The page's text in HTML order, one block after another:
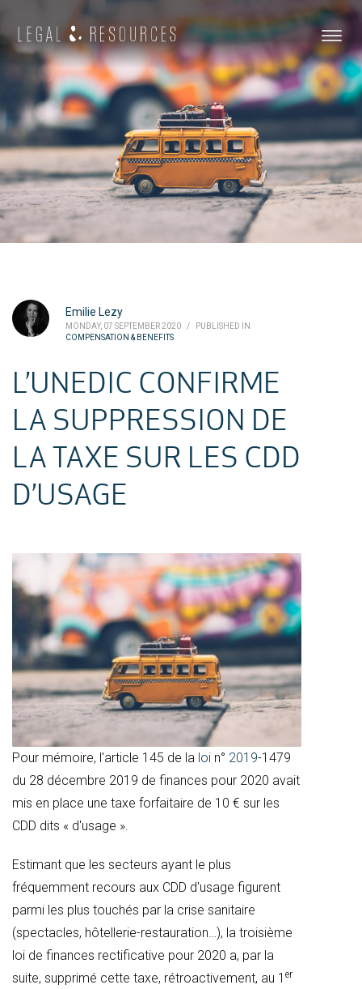
Emilie Lezy
MONDAY, 07 SEPTEMBER 2020 /
PUBLISHED IN
COMPENSATION & BENEFITS
L’UNEDIC CONFIRME
LA SUPPRESSION DE
LA TAXE SUR LES CDD
D’USAGE
Pour mémoire, l'article 145 de la loi n° 2019-1479
du 28 décembre 2019 de finances pour 2020 avait
mis en place une taxe forfaitaire de 10 € sur les
CDD dits « d'usage ».
Estimant que les secteurs ayant le plus
fréquemment recours aux CDD d'usage figurent
parmi les plus touchés par la crise sanitaire
(spectacles, hôtellerie-restauration…), la troisième
loi de finances rectificative pour 2020 a, par la
suite, supprimé cette taxe, rétroactivement, au 1 er